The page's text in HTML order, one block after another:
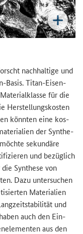
nach­hal­ti­ge und
Basis. Titan-​Eisen-
für die
Her­stel­lungs­kos­ten
könn­ten eine kos­
der Syn­the­
se­kun­dä­re
und be­züg­lich
Syn­the­se von
Dazu un­ter­su­chen
Ma­te­ria­li­en
und
auch den Ein­
aus den